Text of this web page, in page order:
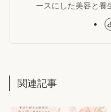
ースにした美容と養
関連記事